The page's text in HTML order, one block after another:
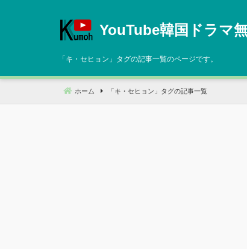
へ
動
YouTube韓国ドラマ
「 キ・セヒョン 」タグの記事一覧のページです。
ホーム 「 キ・セヒョン 」タグの記事一覧